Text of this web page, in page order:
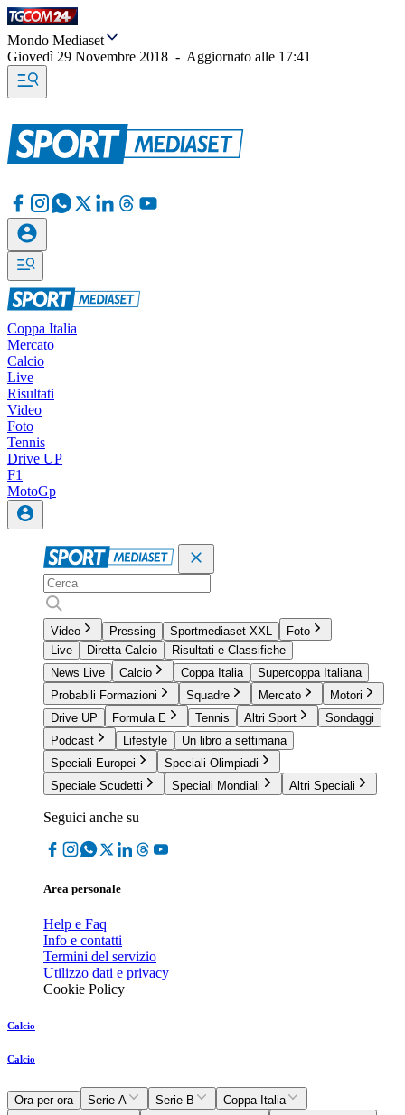
Mondo Mediaset
Giovedì 29 Novembre 2018 - Aggiornato alle 17:41
Coppa Italia
Mercato
Calcio
Live
Risultati
Video
Foto
Tennis
Drive UP
F1
MotoGp
Video Pressing Sportmediaset XXL
Foto
Live
Diretta Calcio
Risultati e Classifiche
News Live
Calcio Coppa Italia
Supercoppa Italiana
Probabili Formazioni
Squadre Mercato
Motori
Drive UP
Formula E Tennis Altri Sport
Sondaggi
Podcast
Lifestyle
Un libro a settimana
Speciali Europei
Speciali Olimpiadi
Speciale Scudetti
Speciali Mondiali Altri Speciali
Seguici anche su
Area personale
Help e Faq
Info e contatti
Termini del servizio
Utilizzo dati e privacy
Cookie Policy
Calcio
Calcio
Ora per ora Serie A Serie B
Coppa Italia